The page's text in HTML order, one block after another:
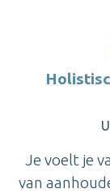
Je voelt je
van